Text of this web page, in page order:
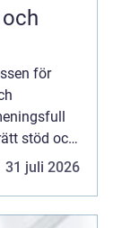
för
stöd och
31 juli 2026